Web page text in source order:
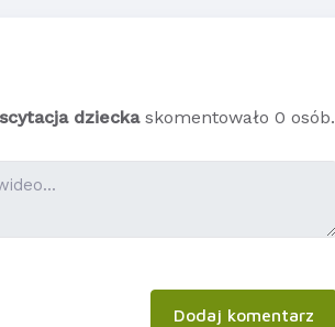
dzieckaskomentowało 0 osób.
Dodaj komentarz